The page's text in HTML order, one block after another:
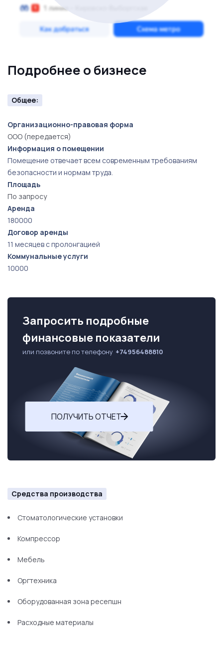
Подробнее о бизнесе
Общее:
Организационно-правовая форма
ООО (передается)
Информация о помещении
Помещение отвечает всем современным требованиям
безопасности и нормам труда.
Площадь
По запросу
Аренда
180000
Договор аренды
11 месяцев с пролонгацией
Коммунальные услуги
10000
Запросить подробные
финансовые показатели
или позвоните по телефону +74956488810
ПОЛУЧИТЬ ОТЧЕТ
Средства производства
Стоматологические установки
Компрессор
Мебель
Оргтехника
Оборудованная зона ресепшн
Расходные материалы